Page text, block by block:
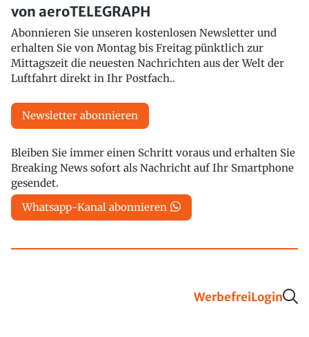
von aeroTELEGRAPH
Abonnieren Sie unseren kostenlosen Newsletter und
erhalten Sie von Montag bis Freitag pünktlich zur
Mittagszeit die neuesten Nachrichten aus der Welt der
Luftfahrt direkt in Ihr Postfach..
Newsletter abonnieren
Bleiben Sie immer einen Schritt voraus und erhalten Sie
Breaking News sofort als Nachricht auf Ihr Smartphone
gesendet.
Whatsapp-Kanal abonnieren
WerbefreiLogin